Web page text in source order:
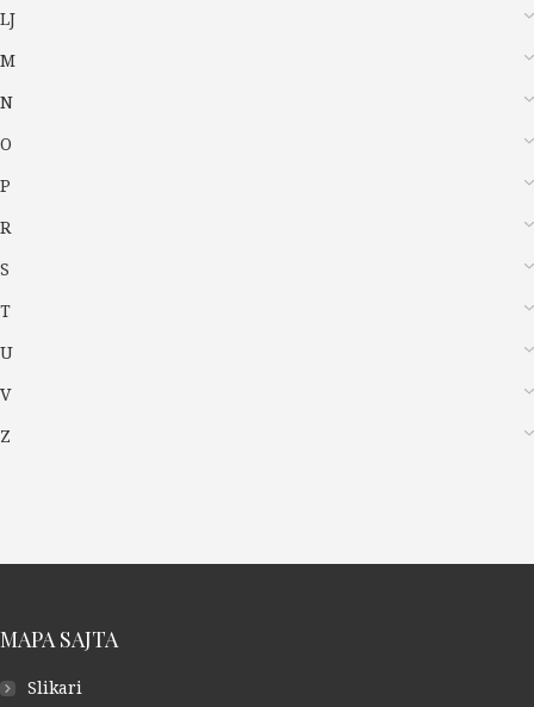
LJ
M
N
O
P
R
S
T
U
V
Z
MAPA SAJTA
Slikari